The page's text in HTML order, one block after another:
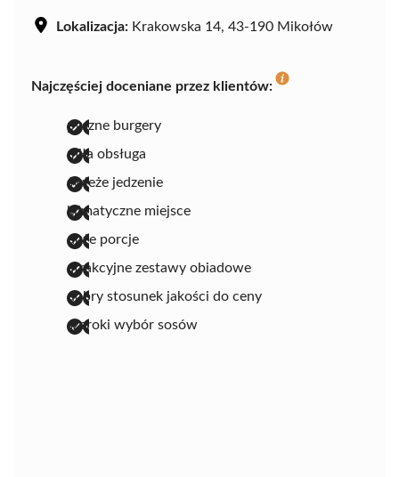
Lokalizacja: Krakowska 14, 43-190 Mikołów
Najczęściej doceniane przez klientów:
pyszne burgery
miła obsługa
świeże jedzenie
klimatyczne miejsce
duże porcje
atrakcyjne zestawy obiadowe
dobry stosunek jakości do ceny
szeroki wybór sosów